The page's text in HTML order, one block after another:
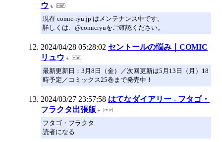
ウ
現在 comic-ryu.jp はメンテナンス中です。
詳しくは、@comicryuをご確認ください。
2024/04/28 05:28:02 セントールの悩み｜COMIC
リュウ
最新更新日：3月8日（金）／次回更新は5月13日（月）18
時予定／コミックス25巻まで発売中！
2024/03/27 23:57:58 はてなダイアリー - フタゴ・
フラクタ出張版
フタゴ・フラクタ
読者になる